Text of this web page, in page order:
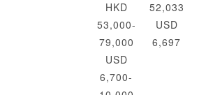
HKD
53,000-
79,000
USD
6,700-
52,033
USD
6,697